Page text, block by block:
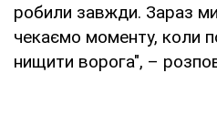
робили завжди. Зараз
чекаємо моменту, коли
нищити ворога", –